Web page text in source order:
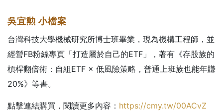
吳宜勲 小檔案
台灣科技大學機械研究所博士班畢業，現為機構工程師，並
經營FB粉絲專頁「打造屬於自己的ETF」，著有《存股族的
槓桿翻倍術：自組ETF × 低風險策略，普通上班族也能年賺
20%》等書。
點擊連結購買，閱讀更多內容： https://cmy.tw/00ACvZ